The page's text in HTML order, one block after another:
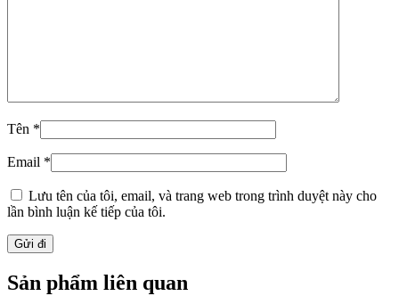
Tên *
Email *
Lưu tên của tôi, email, và trang web trong trình duyệt này cho
lần bình luận kế tiếp của tôi.
Sản phẩm liên quan